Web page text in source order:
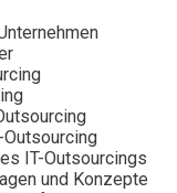
IT-Outsourcings
und Konzepte